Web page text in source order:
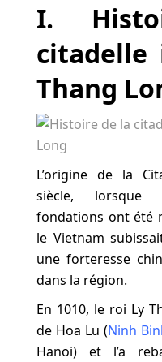
I.
citadelle
Thang
L’origine de la
siècle, lorsque
fondations ont été
le Vietnam
une forteresse
dans la région.
En 1010, le roi Ly
de Hoa Lu (Ninh
Hanoi) et l’a